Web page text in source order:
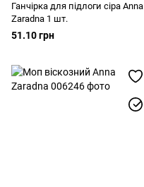
Ганчірка для підлоги сіра Anna
Zaradna 1 шт.
51.10 грн